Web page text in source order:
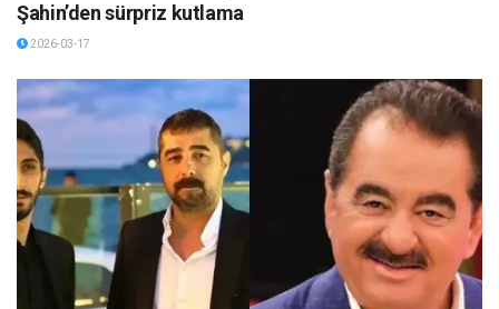
Şahin’den sürpriz kutlama
2026-03-17